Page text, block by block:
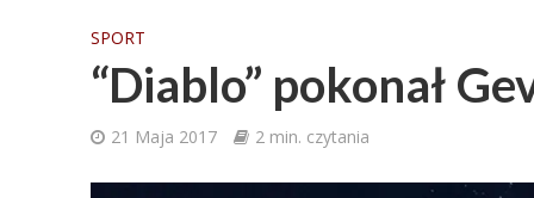
SPORT
“Diablo” pokonał
21 Maja 2017 2 min. czytania